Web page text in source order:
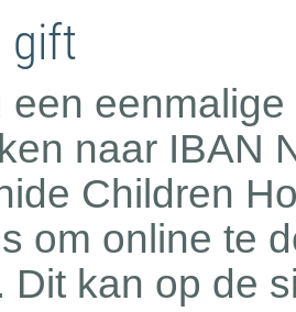
gift
een
naar IBAN
Children
om online te
Dit kan op de